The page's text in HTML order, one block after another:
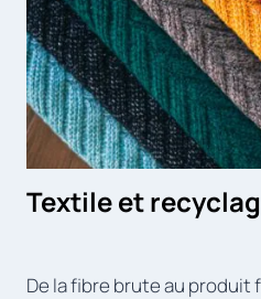
Textile et
De la fibre brute au produit